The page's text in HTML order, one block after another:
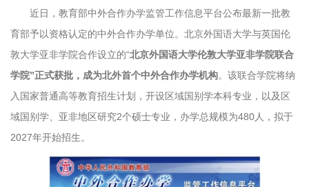
近日，教育部中外合作办学监管工作信息平台公布最新一批教
育部予以资格认定的中外合作办学单位。北京外国语大学与英国伦
敦大学亚非学院合作设立的“北京外国语大学伦敦大学亚非学院联合
学院”正式获批，成为北外首个中外合作办学机构。该联合学院将纳
入国家普通高等教育招生计划，开设区域国别学本科专业，以及区
域国别学、亚非地区研究2个硕士专业，办学总规模为480人，拟于
2027年开始招生。